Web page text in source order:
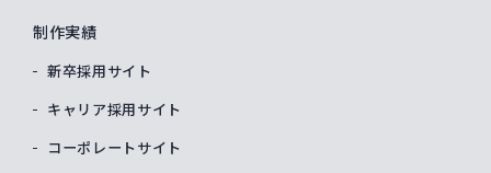
制作実績
新卒採用サイト
キャリア採用サイト
コーポレートサイト